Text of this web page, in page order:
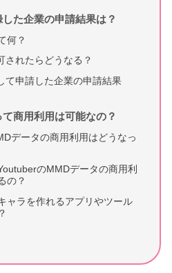
た企業の申請結果は？
何？
されたらどうなる？
て申請した企業の申請結果
商用利用は可能なの？
データの商用利用はどうなっ
のMMDデータの商用利
の？
ャラを作れるアプリやツール